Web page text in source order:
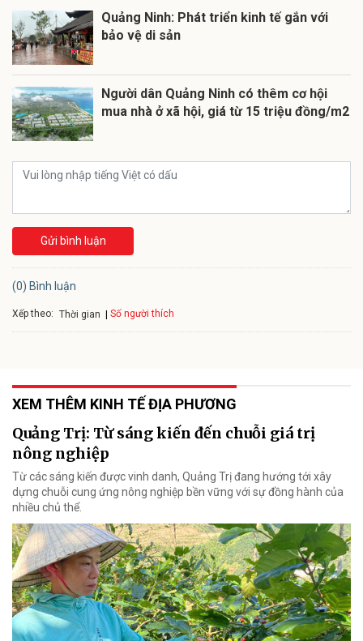
Quảng Ninh: Phát triển kinh tế gắn với
bảo vệ di sản
Người dân Quảng Ninh có thêm cơ hội
mua nhà ở xã hội, giá từ 15 triệu đồng/m2
Gửi bình luận
(0) Bình luận
Xếp theo: Thời gian Số người thích
XEM THÊM KINH TẾ ĐỊA PHƯƠNG
Quảng Trị: Từ sáng kiến đến chuỗi giá trị
nông nghiệp
Từ các sáng kiến được vinh danh, Quảng Trị đang hướng tới xây
dựng chuỗi cung ứng nông nghiệp bền vững với sự đồng hành của
nhiều chủ thể.